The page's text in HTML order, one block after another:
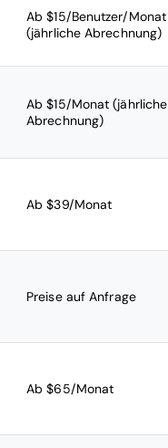
Ab $15/Benutzer/Monat
(jährliche Abrechnung)
Ab $15/Monat (jährliche
Abrechnung)
Ab $39/Monat
Preise auf Anfrage
Ab $65/Monat